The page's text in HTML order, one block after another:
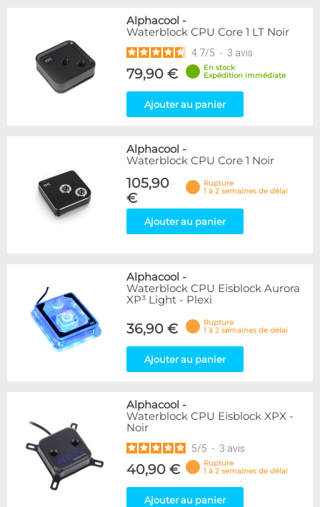
Alphacool -
Waterblock CPU Core 1 LT Noir
4.7/5 - 3 avis
79,90 €
En stock
Expédition immédiate
Ajouter au panier
Alphacool -
Waterblock CPU Core 1 Noir
105,90
€
Rupture
1 à 2 semaines de délai
Ajouter au panier
Alphacool -
Waterblock CPU Eisblock Aurora
XP³ Light - Plexi
36,90 €
Rupture
1 à 2 semaines de délai
Ajouter au panier
Alphacool -
Waterblock CPU Eisblock XPX -
Noir
5/5 - 3 avis
40,90 €
Rupture
1 à 2 semaines de délai
Ajouter au panier